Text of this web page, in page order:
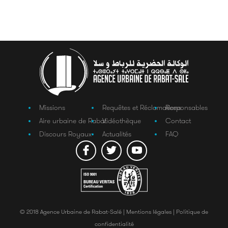
Missions
Aire urbaine de Rabat
Discours Royaux
Requêtes et Réclamations
Vidéothèque
Actualités
Responsables
Contact
FAQ
© 2018 Agence Urbaine de Rabat-Salé | Mentions légales | Politique de
confidentialité